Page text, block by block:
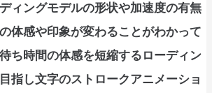
ィングモデルの形状や加速度の有無
体感や印象が変わることがわかって
ち時間の体感を短縮するローディン
指し文字のストロークアニメーショ